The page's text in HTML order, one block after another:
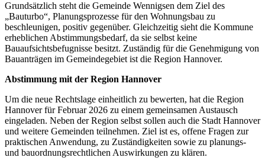
Grundsätzlich steht die Gemeinde Wennigsen dem Ziel des
„Bauturbo“, Planungsprozesse für den Wohnungsbau zu
beschleunigen, positiv gegenüber. Gleichzeitig sieht die Kommune
erheblichen Abstimmungsbedarf, da sie selbst keine
Bauaufsichtsbefugnisse besitzt. Zuständig für die Genehmigung von
Bauanträgen im Gemeindegebiet ist die Region Hannover.
Abstimmung mit der Region Hannover
Um die neue Rechtslage einheitlich zu bewerten, hat die Region
Hannover für Februar 2026 zu einem gemeinsamen Austausch
eingeladen. Neben der Region selbst sollen auch die Stadt Hannover
und weitere Gemeinden teilnehmen. Ziel ist es, offene Fragen zur
praktischen Anwendung, zu Zuständigkeiten sowie zu planungs-
und bauordnungsrechtlichen Auswirkungen zu klären.